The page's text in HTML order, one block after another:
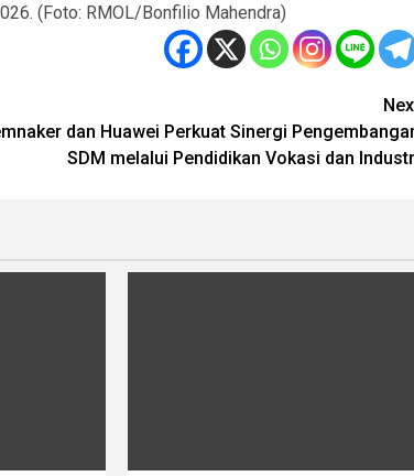
(Foto: RMOL/Bonfilio Mahendra)
dan Huawei Perkuat Sinergi
SDM melalui Pendidikan Vokasi dan